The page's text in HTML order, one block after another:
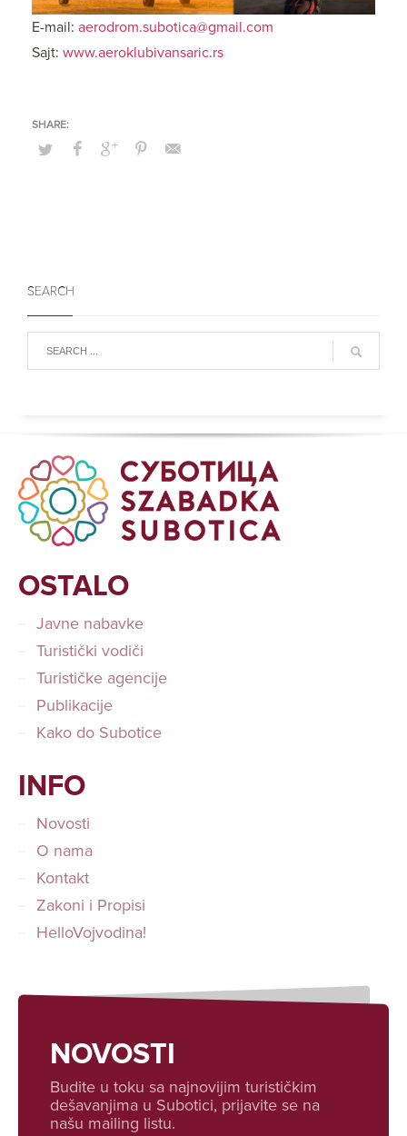
E-mail: aerodrom.subotica@gmail.com
Sajt: www.aeroklubivansaric.rs
SEARCH
OSTALO
Javne nabavke
Turistički vodiči
Turističke agencije
Publikacije
Kako do Subotice
INFO
Novosti
O nama
Kontakt
Zakoni i Propisi
HelloVojvodina!
NOVOSTI
Budite u toku sa najnovijim turističkim
dešavanjima u Subotici, prijavite se na
našu mailing listu.